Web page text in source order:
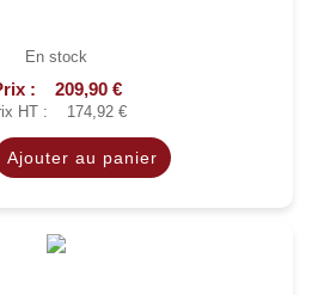
En stock
: 209,90 €
HT : 174,92 €